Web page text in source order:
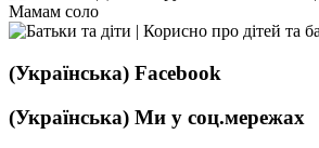
(Українська) Facebook
(Українська) Ми у соц.мережах